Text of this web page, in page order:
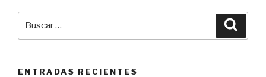
ENTRADAS RECIENTES